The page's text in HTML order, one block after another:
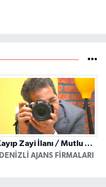
Kayıp Zayi İlanı / Mutlu Ajans / Denizli
DENIZLI AJANS FIRMALARI